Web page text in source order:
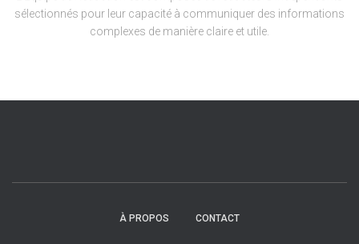
sélectionnés pour leur capacité à communiquer des informations
complexes de manière claire et utile.
À PROPOS CONTACT